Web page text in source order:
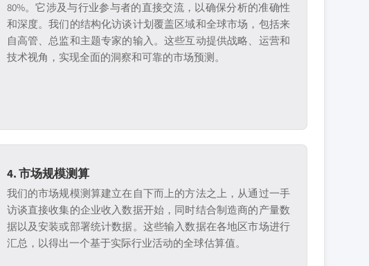
80%。它涉及与行业参与者的直接交流，以确保分析的准确性
和深度。我们的结构化访谈计划覆盖区域和全球市场，包括来
自高管、总监和主题专家的输入。这些互动提供战略、运营和
技术视角，实现全面的洞察和可靠的市场预测。
4. 市场规模测算
我们的市场规模测算建立在自下而上的方法之上，从通过一手
访谈直接收集的企业收入数据开始，同时结合制造商的产量数
据以及安装或部署统计数据。这些输入数据在各地区市场进行
汇总，以得出一个基于实际行业活动的全球估算值。